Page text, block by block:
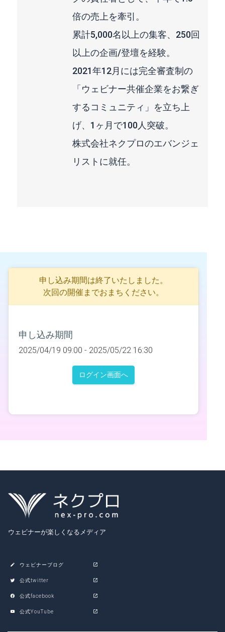
倍の売上を牽引。
累計5,000名以上の集客、250回
以上の企画/登壇を経験。
2021年12月には完全審査制の
「ウェビナー共催企業をお繋ぎ
するコミュニティ」を立ち上
げ、1ヶ月で100人突破。
株式会社ネクプロのエバンジェ
リストに就任。
申し込み期間は終了いたしました。
次回の開催までおまちください。
申し込み期間
2025/04/19 09:00 - 2025/05/22 16:30
ログイン画面へ
ウェビナーが楽しくなるメディア
ウェビナーブログ
公式twitter
公式facebook
公式YouTube